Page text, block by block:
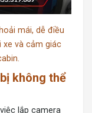
mái, dễ điều
xe và cảm giác
không thể
lắp camera